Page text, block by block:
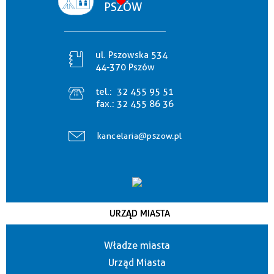
PSZÓW
ul. Pszowska 534
44-370 Pszów
tel.: 32 455 95 51
fax.: 32 455 86 36
kancelaria@pszow.pl
URZĄD MIASTA
Władze miasta
Urząd Miasta